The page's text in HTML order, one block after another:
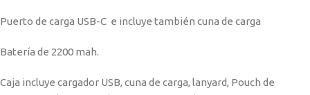
Puerto de carga USB-C e incluye también cuna de carga
Batería de 2200 mah.
Caja incluye cargador USB, cuna de carga, lanyard, Pouch de